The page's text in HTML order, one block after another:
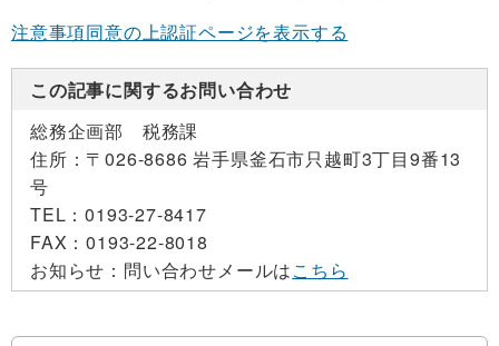
注意事項同意の上認証ページを表示する
この記事に関するお問い合わせ
総務企画部 税務課
住所： 〒026-8686 岩手県釜石市只越町3丁目9番13
号
TEL：0193-27-8417
FAX：0193-22-8018
お知らせ： 問い合わせメールはこちら